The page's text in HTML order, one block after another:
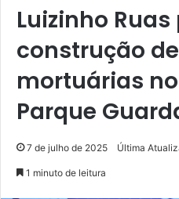
Luizinho
construção
mortuárias
Parque
7 de julho de 2025 Última
1 minuto de leitura